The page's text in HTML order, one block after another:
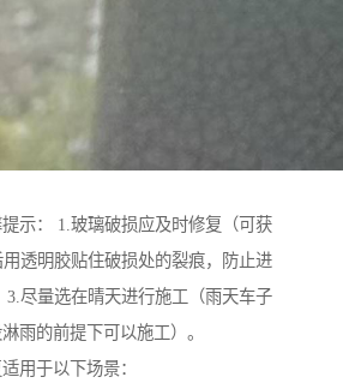
示： 1.玻璃破损应及时修复（可获
透明胶贴住破损处的裂痕，防止进
3.尽量选在晴天进行施工（雨天车子
雨的前提下可以施工）。
用于以下场景：